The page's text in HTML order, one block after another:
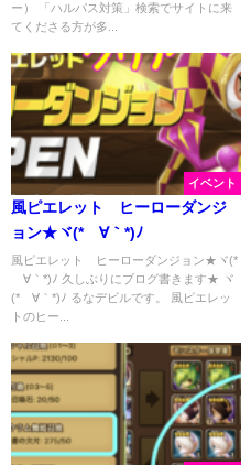
ー） 「ハルパス対策」検索でサイトに来
てくださる方が多...
イベント
風ピエレット ヒーローダンジ
ョン★ヾ(*´∀｀*)ﾉ
風ピエレット ヒーローダンジョン★ヾ(*
´∀｀*)ﾉ 久しぶりにブログ書きます★ ヾ
(*´∀｀*)ﾉ るなデビルです。 風ピエレッ
トのヒー...